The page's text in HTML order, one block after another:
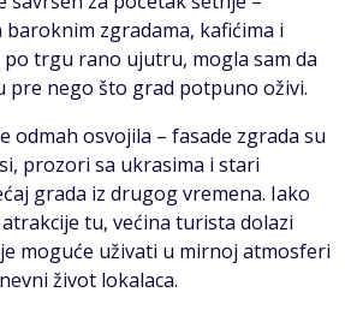
zgradama, kafićima i
trgu rano ujutru, mogla sam da
pre nego što grad potpuno oživi.
odmah osvojila – fasade zgrada su
prozori sa ukrasima i stari
grada iz drugog vremena. Iako
tu, većina turista dolazi
moguće uživati u mirnoj atmosferi
život lokalaca.